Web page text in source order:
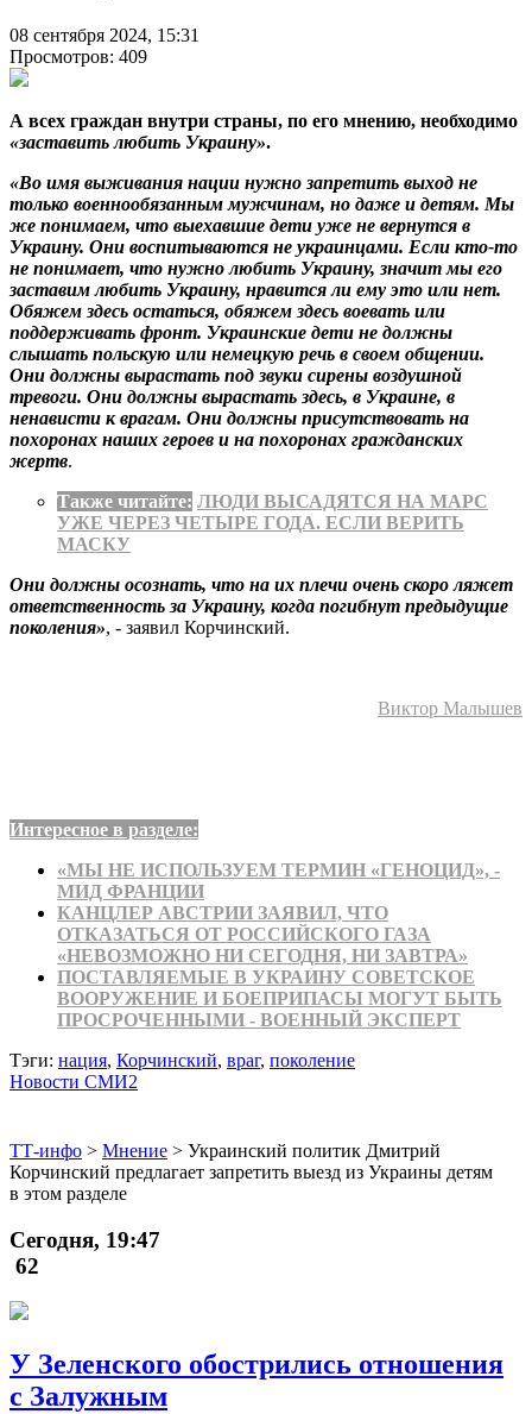
08 сентября 2024, 15:31
Просмотров: 409
А всех граждан внутри страны, по его мнению, необходимо
«заставить любить Украину».
«Во имя выживания нации нужно запретить выход не
только военнообязанным мужчинам, но даже и детям. Мы
же понимаем, что выехавшие дети уже не вернутся в
Украину. Они воспитываются не украинцами. Если кто-то
не понимает, что нужно любить Украину, значит мы его
заставим любить Украину, нравится ли ему это или нет.
Обяжем здесь остаться, обяжем здесь воевать или
поддерживать фронт. Украинские дети не должны
слышать польскую или немецкую речь в своем общении.
Они должны вырастать под звуки сирены воздушной
тревоги. Они должны вырастать здесь, в Украине, в
ненависти к врагам. Они должны присутствовать на
похоронах наших героев и на похоронах гражданских
жертв.
Также читайте: ЛЮДИ ВЫСАДЯТСЯ НА МАРС
УЖЕ ЧЕРЕЗ ЧЕТЫРЕ ГОДА. ЕСЛИ ВЕРИТЬ
МАСКУ
Они должны осознать, что на их плечи очень скоро ляжет
ответственность за Украину, когда погибнут предыдущие
поколения», - заявил Корчинский.
Виктор Малышев
Интересное в разделе:
«МЫ НЕ ИСПОЛЬЗУЕМ ТЕРМИН «ГЕНОЦИД», -
МИД ФРАНЦИИ
КАНЦЛЕР АВСТРИИ ЗАЯВИЛ, ЧТО
ОТКАЗАТЬСЯ ОТ РОССИЙСКОГО ГАЗА
«НЕВОЗМОЖНО НИ СЕГОДНЯ, НИ ЗАВТРА»
ПОСТАВЛЯЕМЫЕ В УКРАИНУ СОВЕТСКОЕ
ВООРУЖЕНИЕ И БОЕПРИПАСЫ МОГУТ БЫТЬ
ПРОСРОЧЕННЫМИ - ВОЕННЫЙ ЭКСПЕРТ
Тэги: нация, Корчинский, враг, поколение
Новости СМИ2
ТТ-инфо > Мнение > Украинский политик Дмитрий
Корчинский предлагает запретить выезд из Украины детям
в этом разделе
Сегодня, 19:47
62
У Зеленского обострились отношения
с Залужным